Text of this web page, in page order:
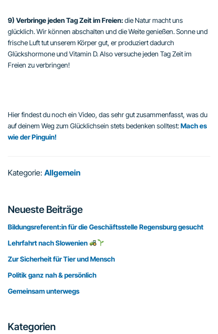
9) Verbringe jeden Tag Zeit im Freien:die Natur macht uns
glücklich. Wir können abschalten und die Weite genießen. Sonne und
frische Luft tut unserem Körper gut, er produziert dadurch
Glückshormone und Vitamin D. Also versuche jeden Tag Zeit im
Freien zu verbringen!
Hier findest du noch ein Video, das sehr gut zusammenfasst, was du
auf deinem Weg zum Glücklichsein stets bedenken solltest:Mach es
wie der Pinguin!
Kategorie: Allgemein
Seitenspalte
Neueste Beiträge
Bildungsreferent:in für die Geschäftsstelle Regensburg gesucht
Lehrfahrt nach Slowenien
Zur Sicherheit für Tier und Mensch
Politik ganz nah & persönlich
Gemeinsam unterwegs
Kategorien